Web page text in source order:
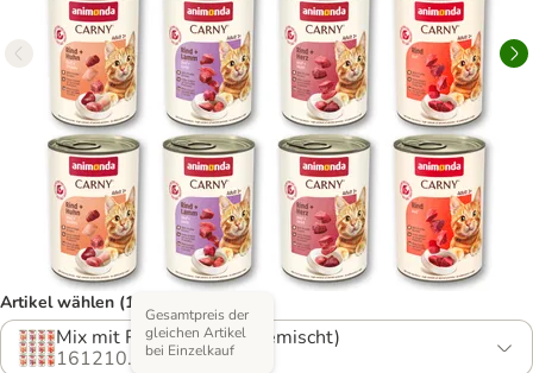
Artikel wählen (17 Varianten)
Mix mit Rind (4 Sorten gemischt)
161210.2
Gesamtpreis der
gleichen Artikel
bei Einzelkauf